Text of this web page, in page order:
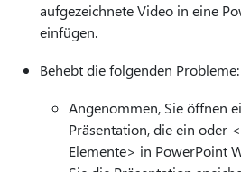
aufgezeichnete Video in eine
einfügen.
Behebt die folgenden Probleme:
Angenommen, Sie öffnen
Präsentation, die ein oder
Elemente> in PowerPoint